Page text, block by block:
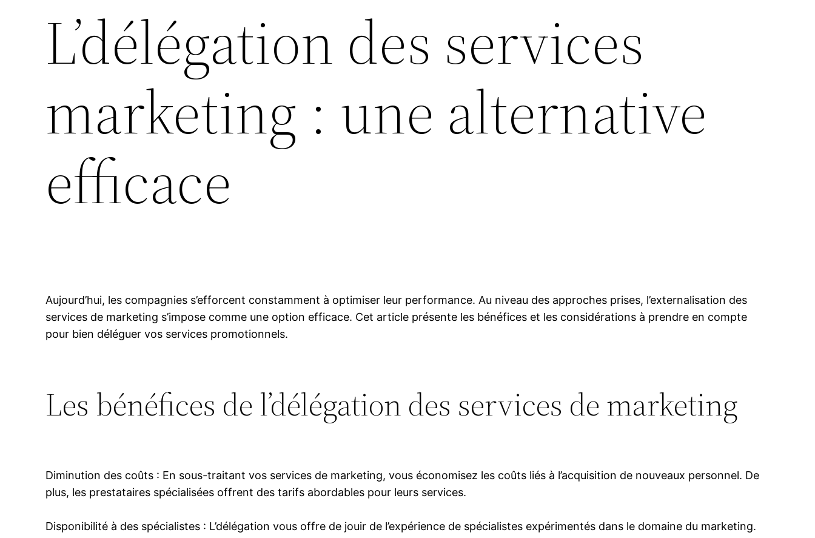
L’délégation des services
marketing : une alternative
efficace
Aujourd’hui, les compagnies s’efforcent constamment à optimiser leur performance. Au niveau des approches prises, l’externalisation des
services de marketing s’impose comme une option efficace. Cet article présente les bénéfices et les considérations à prendre en compte
pour bien déléguer vos services promotionnels.
Les bénéfices de l’délégation des services de marketing
Diminution des coûts : En sous-traitant vos services de marketing, vous économisez les coûts liés à l’acquisition de nouveaux personnel. De
plus, les prestataires spécialisées offrent des tarifs abordables pour leurs services.
Disponibilité à des spécialistes : L’délégation vous offre de jouir de l’expérience de spécialistes expérimentés dans le domaine du marketing.